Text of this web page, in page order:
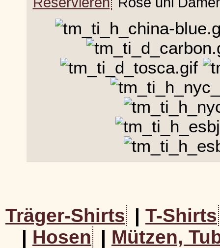
Träger-Shirts | T-Shirts
| Hosen | Mützen,